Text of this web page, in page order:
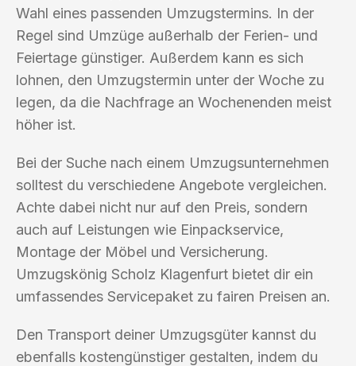
Wahl eines passenden Umzugstermins. In der
Regel sind Umzüge außerhalb der Ferien- und
Feiertage günstiger. Außerdem kann es sich
lohnen, den Umzugstermin unter der Woche zu
legen, da die Nachfrage an Wochenenden meist
höher ist.
Bei der Suche nach einem Umzugsunternehmen
solltest du verschiedene Angebote vergleichen.
Achte dabei nicht nur auf den Preis, sondern
auch auf Leistungen wie Einpackservice,
Montage der Möbel und Versicherung.
Umzugskönig Scholz Klagenfurt bietet dir ein
umfassendes Servicepaket zu fairen Preisen an.
Den Transport deiner Umzugsgüter kannst du
ebenfalls kostengünstiger gestalten, indem du